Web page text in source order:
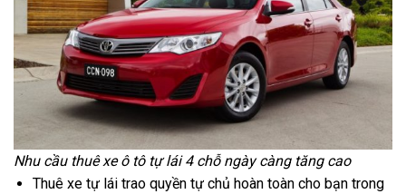
Nhu cầu thuê xe ô tôtự lái 4 chỗ ngày càng tăng cao
Thuê xe tự lái trao quyền tự chủ hoàn toàn cho bạn trong